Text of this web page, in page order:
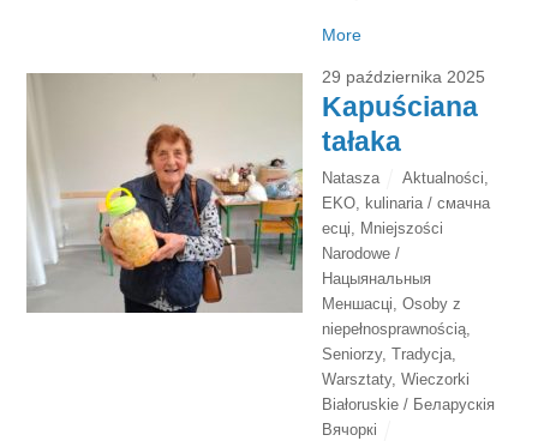
More
29 października 2025
Kapuściana
tałaka
Natasza Aktualności,
EKO, kulinaria / смачна
есці, Mniejszości
Narodowe /
Нацыянальныя
Меншасці,Osoby z
niepełnosprawnością,
Seniorzy,Tradycja,
Warsztaty,Wieczorki
Białoruskie / Беларускія
Вячоркі